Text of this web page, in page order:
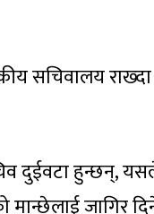
सचिवालय राख्दा
दुईवटा हुन्छन्,
जागिर